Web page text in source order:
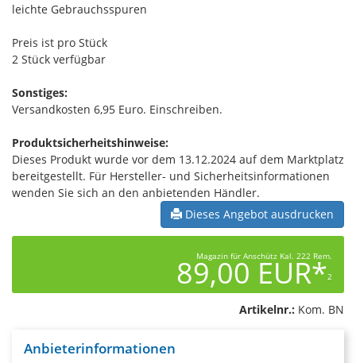
leichte Gebrauchsspuren
Preis ist pro Stück
2 Stück verfügbar
Sonstiges:
Versandkosten 6,95 Euro. Einschreiben.
Produktsicherheitshinweise:
Dieses Produkt wurde vor dem 13.12.2024 auf dem Marktplatz
bereitgestellt. Für Hersteller- und Sicherheitsinformationen
wenden Sie sich an den anbietenden Händler.
Dieses Angebot ausdrucken
Magazin für Anschütz Kal. 222 Rem.
89,00 EUR*2
Artikelnr.: Kom. BN
Anbieterinformationen